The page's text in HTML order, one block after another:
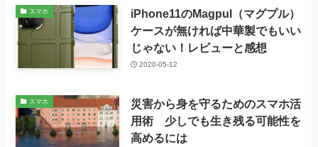
スマホ
iPhone11のMagpul（マグプル）
ケースが無ければ中華製でもいい
じゃない！レビューと感想
2020-05-12
スマホ
災害から身を守るためのスマホ活
用術 少しでも生き残る可能性を
高めるには